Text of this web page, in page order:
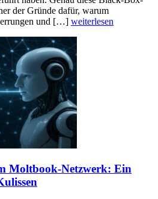
der Gründe dafür, warum
und […] weiterlesen
Moltbook-Netzwerk: Ein